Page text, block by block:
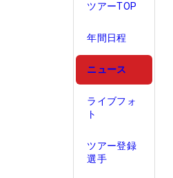
ツアーTOP
年間日程
ニュース
ライブフォ
ト
ツアー登録
選手